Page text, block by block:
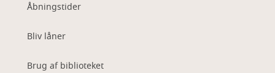
Åbningstider
Bliv låner
Brug af biblioteket